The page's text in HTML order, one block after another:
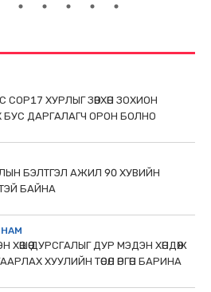
СОР17 ХУРЛЫГ ЗӨВХӨН ЗОХИОН
БУС ДАРГАЛАГЧ ОРОН БОЛНО
БЭЛТГЭЛ АЖИЛ 90 ХУВИЙН
БАЙНА
НАМ
ХӨШӨӨ ДУРСГАЛЫГ ДУР МЭДЭН ХӨНДӨЖ
ХУУЛИЙН ТӨСӨЛ ӨРГӨН БАРИНА